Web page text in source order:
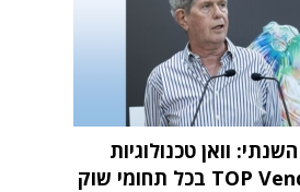
מחקר STKI השנתי: וואן טכנולוגיות
דורגה כ-TOP Vendor בכל תחומי שוק